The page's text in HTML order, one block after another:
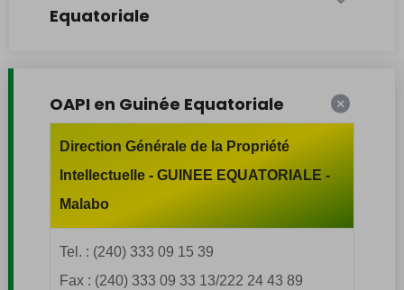
Equatoriale
OAPI en Guinée Equatoriale
Direction Générale de la Propriété
Intellectuelle - GUINEE EQUATORIALE -
Malabo
Tel. : (240) 333 09 15 39
Fax : (240) 333 09 33 13/222 24 43 89